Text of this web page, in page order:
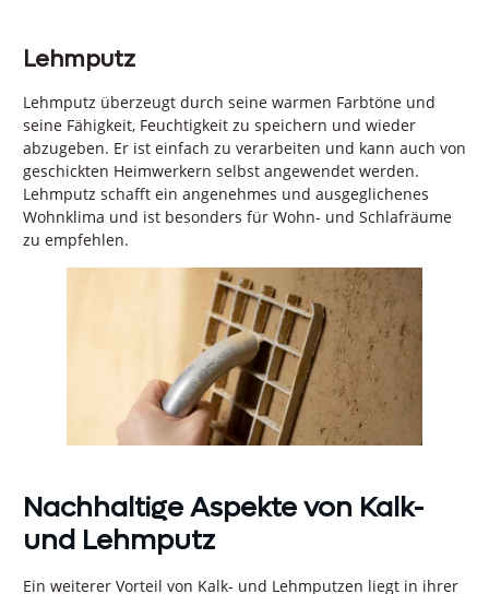
Lehmputz
Lehmputz überzeugt durch seine warmen Farbtöne und
seine Fähigkeit, Feuchtigkeit zu speichern und wieder
abzugeben. Er ist einfach zu verarbeiten und kann auch von
geschickten Heimwerkern selbst angewendet werden.
Lehmputz schafft ein angenehmes und ausgeglichenes
Wohnklima und ist besonders für Wohn- und Schlafräume
zu empfehlen.
Nachhaltige Aspekte von Kalk-
und Lehmputz
Ein weiterer Vorteil von Kalk- und Lehmputzen liegt in ihrer